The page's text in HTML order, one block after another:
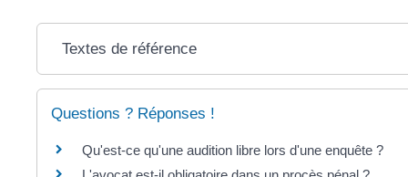
Textes de référence
Questions ? Réponses !
Qu'est-ce qu'une audition libre lors d'une enquête ?